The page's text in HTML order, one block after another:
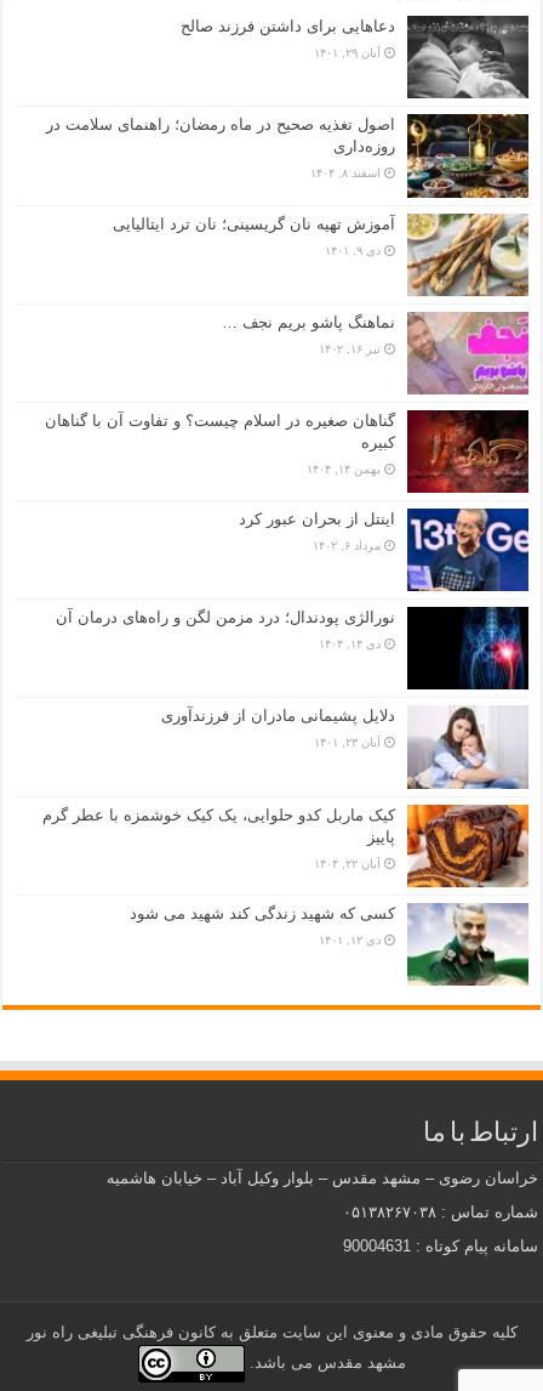
دعاهایی برای داشتن فرزند صالح
آبان ۲۹, ۱۴۰۱
اصول تغذیه صحیح در ماه رمضان؛ راهنمای سلامت در
روزه‌داری
اسفند ۸, ۱۴۰۴
آموزش تهیه نان گریسینی؛ نان ترد ایتالیایی
دی ۹, ۱۴۰۱
نماهنگ پاشو بریم نجف …
تیر ۱۶, ۱۴۰۲
گناهان صغیره در اسلام چیست؟ و تفاوت آن با گناهان
کبیره
بهمن ۱۴, ۱۴۰۴
اینتل از بحران عبور کرد
مرداد ۶, ۱۴۰۲
نورالژی پودندال؛ درد مزمن لگن و راه‌های درمان آن
دی ۱۴, ۱۴۰۴
دلایل پشیمانی مادران از فرزندآوری
آبان ۲۳, ۱۴۰۱
کیک ماربل کدو حلوایی، یک کیک خوشمزه با عطر گرم
پاییز
آبان ۲۲, ۱۴۰۴
کسی که شهید زندگی کند شهید می شود
دی ۱۲, ۱۴۰۱
ارتباط با ما
خراسان رضوی – مشهد مقدس – بلوار وکیل آباد – خیابان هاشمیه
شماره تماس : ۰۵۱۳۸۲۶۷۰۳۸
سامانه پیام کوتاه : 90004631
کلیه حقوق مادی و معنوی این سایت متعلق به کانون فرهنگی تبلیغی راه نور
مشهد مقدس می باشد.